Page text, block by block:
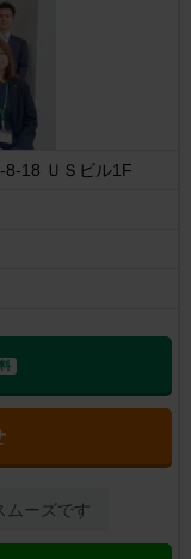
8-18 ＵＳビル1F
ムーズです